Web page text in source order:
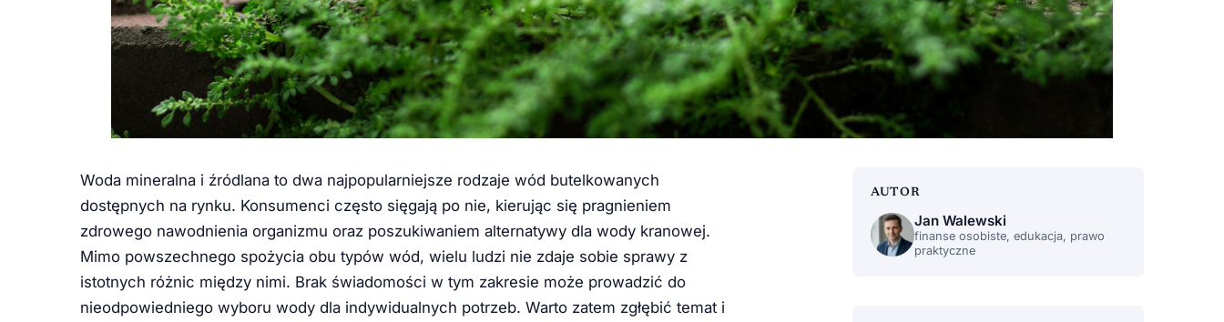
Woda mineralna i źródlana to dwa najpopularniejsze rodzaje wód butelkowanych
dostępnych na rynku. Konsumenci często sięgają po nie, kierując się pragnieniem
zdrowego nawodnienia organizmu oraz poszukiwaniem alternatywy dla wody kranowej.
Mimo powszechnego spożycia obu typów wód, wielu ludzi nie zdaje sobie sprawy z
istotnych różnic między nimi. Brak świadomości w tym zakresie może prowadzić do
nieodpowiedniego wyboru wody dla indywidualnych potrzeb. Warto zatem zgłębić temat i
AUTOR
Jan Walewski
finanse osobiste, edukacja, prawo
praktyczne